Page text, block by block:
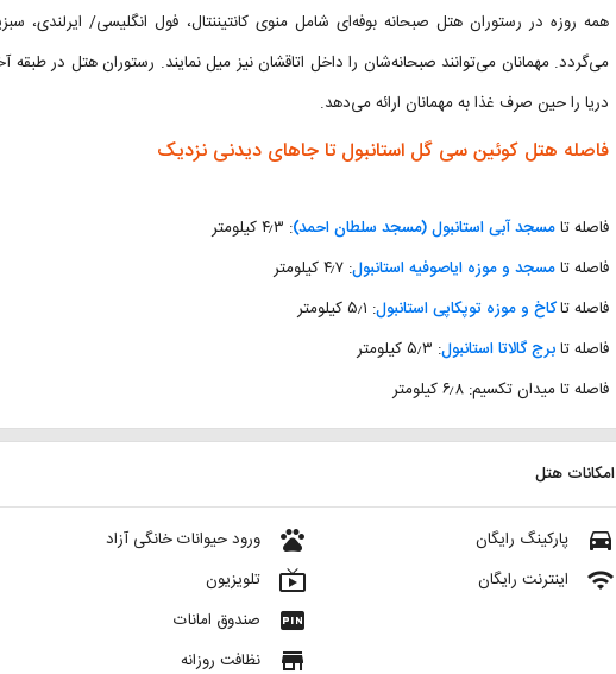
همه روزه در رستوران هتل صبحانه بوفه‌ای شامل منوی کانتیننتال، فول انگلیسی/ ایرلندی،
می‌گردد. مهمانان می‌توانند صبحانه‌شان را داخل اتاقشان نیز میل نمایند. رستوران هتل در طبقه
دریا را حین صرف غذا به مهمانان ارائه می‌دهد.
فاصله هتل کوئین سی گل استانبول تا جاهای دیدنی نزدیک
فاصله تامسجد آبی استانبول (مسجد سلطان احمد): ۴٫۳ کیلومتر
فاصله تامسجد و موزه ایاصوفیه استانبول: ۴٫۷ کیلومتر
فاصله تاکاخ و موزه توپکاپی استانبول: ۵٫۱ کیلومتر
فاصله تابرج گالاتا استانبول: ۵٫۳ کیلومتر
فاصله تا میدان تکسیم: ۶٫۸ کیلومتر
امکانات هتل
pets ورود حیوانات خانگی آزاد
live_tv تلویزیون
fiber_pin صندوق امانات
store نظافت روزانه
directions_car پارکینگ رایگان
wifi اینترنت رایگان